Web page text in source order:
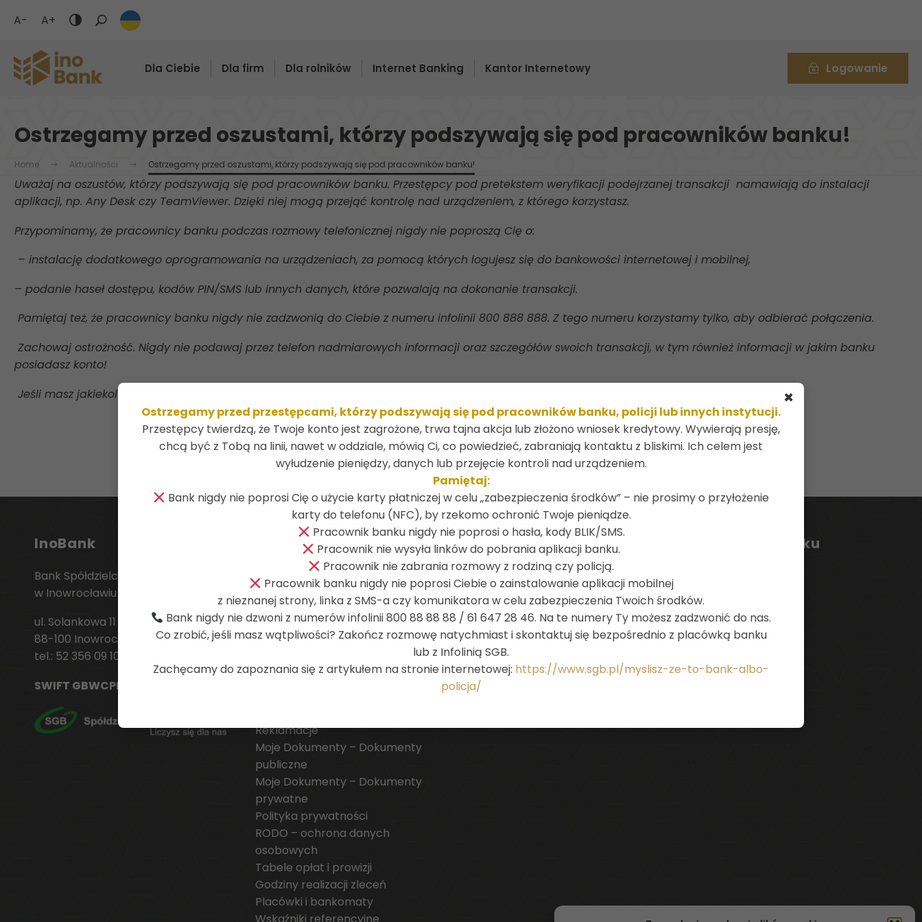
A- A+
Tryb
/
Wyświetlaj
żółty
tekst
Dla Ciebie Dla firm Dla rolników Internet Banking Kantor Internetowy Logowanie
Ostrzegamy przed oszustami, którzy podszywają się pod pracowników banku!
Home Aktualności Ostrzegamy przed oszustami, którzy podszywają się pod pracowników banku!
Uważaj na oszustów, którzy podszywają się pod pracowników banku. Przestępcy pod pretekstem weryfikacji podejrzanej transakcji namawiają do instalacji
aplikacji, np. Any Desk czy TeamViewer. Dzięki niej mogą przejąć kontrolę nad urządzeniem, z którego korzystasz.
Przypominamy, że pracownicy banku podczas rozmowy telefonicznej nigdy nie poproszą Cię o:
– instalację dodatkowego oprogramowania na urządzeniach, za pomocą których logujesz się do bankowości internetowej i mobilnej,
– podanie haseł dostępu, kodów PIN/SMS lub innych danych, które pozwalają na dokonanie transakcji.
Pamiętaj też, że pracownicy banku nigdy nie zadzwonią do Ciebie z numeru infolinii 800 888 888. Z tego numeru korzystamy tylko, aby odbierać połączenia.
Zachowaj ostrożność. Nigdy nie podawaj przez telefon nadmiarowych informacji oraz szczegółów swoich transakcji, w tym również informacji w jakim banku
posiadasz konto!
Jeśli masz jakiekolwiek wątpliwości, zakończ połączenie i skontaktuj się osobiście z InoBank lub Infolinią SGB.
InoBank
Bank Spółdzielczy
w Inowrocławiu
ul. Solankowa 11
88-100 Inowrocław
tel.: 52 356 09 10
SWIFT GBWCPLPP
Na skróty
Deklaracja dostępności
Restrukturyzacja
Agenda 2030
Wykaz usług reprezentatywnych
powiązanych z rachunkiem
płatniczym
Reklamacje
Moje Dokumenty – Dokumenty
publiczne
Moje Dokumenty – Dokumenty
prywatne
Polityka prywatności
RODO – ochrona danych
osobowych
Tabele opłat i prowizji
Godziny realizacji zleceń
Placówki i bankomaty
Wskaźniki referencyjne
O banku
Władze banku
Statut banku
Historia banku
Polityka informacyjna
Dane finansowe
Ład korporacyjny
Kontakt
Oferta InoBanku
Dla rolników
×
Ostrzegamy przed przestępcami, którzy podszywają się pod pracowników banku, policji lub innych instytucji.
Przestępcy twierdzą, że Twoje konto jest zagrożone, trwa tajna akcja lub złożono wniosek kredytowy. Wywierają presję,
chcą być z Tobą na linii, nawet w oddziale, mówią Ci, co powiedzieć, zabraniają kontaktu z bliskimi. Ich celem jest
wyłudzenie pieniędzy, danych lub przejęcie kontroli nad urządzeniem.
Pamiętaj:
Bank nigdy nie poprosi Cię o użycie karty płatniczej w celu „zabezpieczenia środków” – nie prosimy o przyłożenie
karty do telefonu (NFC), by rzekomo ochronić Twoje pieniądze.
Pracownik banku nigdy nie poprosi o hasła, kody BLIK/SMS.
Pracownik nie wysyła linków do pobrania aplikacji banku.
Pracownik nie zabrania rozmowy z rodziną czy policją.
Pracownik banku nigdy nie poprosi Ciebie o zainstalowanie aplikacji mobilnej
z nieznanej strony, linka z SMS-a czy komunikatora w celu zabezpieczenia Twoich środków.
Bank nigdy nie dzwoni z numerów infolinii 800 88 88 88 / 61 647 28 46. Na te numery Ty możesz zadzwonić do nas.
Co zrobić, jeśli masz wątpliwości? Zakończ rozmowę natychmiast i skontaktuj się bezpośrednio z placówką banku
lub z Infolinią SGB.
Zachęcamy do zapoznania się z artykułem na stronie internetowej: https://www.sgb.pl/myslisz-ze-to-bank-albo-
policja/